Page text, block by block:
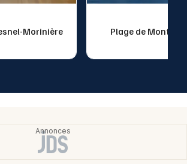
Morinière Plage de